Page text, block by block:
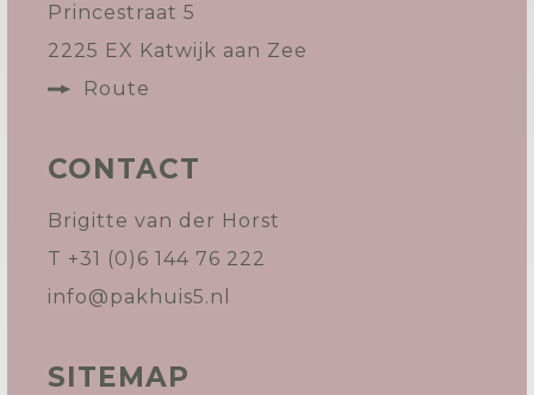
Princestraat 5
2225 EX Katwijk aan Zee
Route
CONTACT
Brigitte van der Horst
T +31 (0)6 144 76 222
info@pakhuis5.nl
SITEMAP